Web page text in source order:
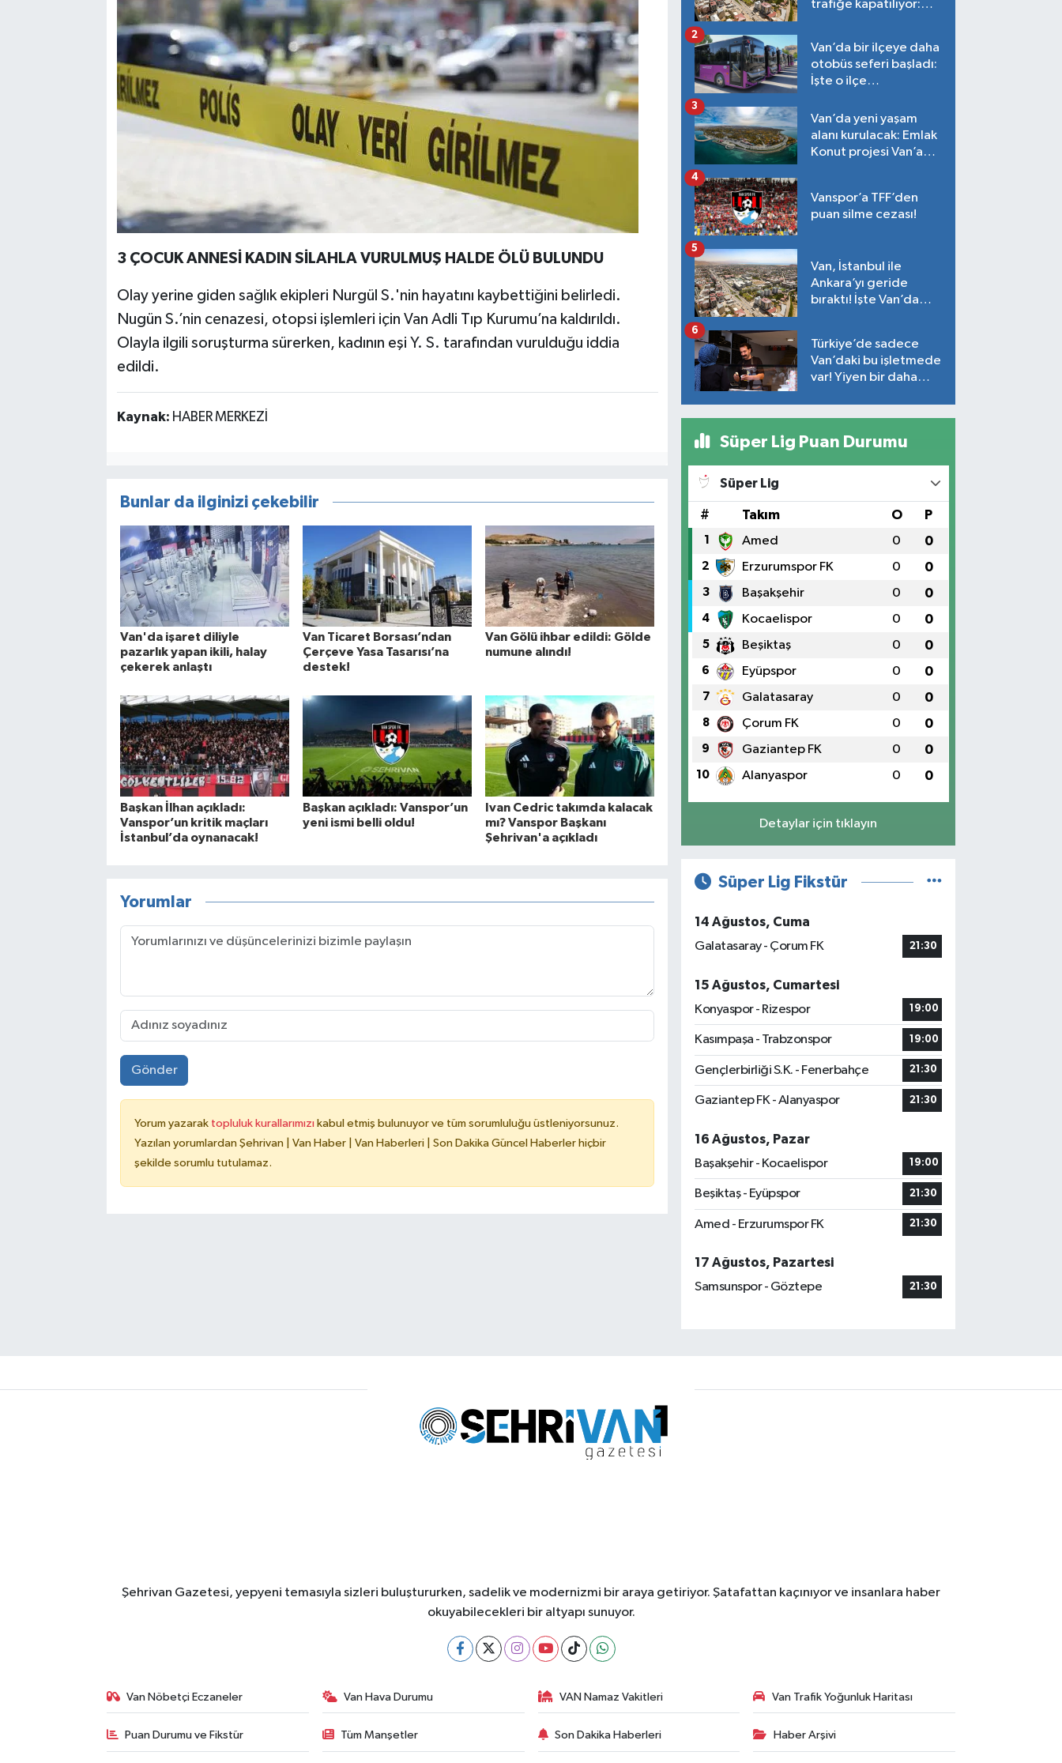
3 ÇOCUK ANNESİ KADIN SİLAHLA VURULMUŞ HALDE ÖLÜ BULUNDU
Olay yerine giden sağlık ekipleri Nurgül S.'nin hayatını kaybettiğini belirledi.
Nugün S.’nin cenazesi, otopsi işlemleri için Van Adli Tıp Kurumu’na kaldırıldı.
Olayla ilgili soruşturma sürerken, kadının eşi Y. S. tarafından vurulduğu iddia
edildi.
Kaynak: HABER MERKEZİ
Bunlar da ilginizi çekebilir
Van'da işaret diliyle
pazarlık yapan ikili, halay
çekerek anlaştı
Van Ticaret Borsası’ndan
Çerçeve Yasa Tasarısı’na
destek!
Van Gölü ihbar edildi: Gölde
numune alındı!
Başkan İlhan açıkladı:
Vanspor’un kritik maçları
İstanbul’da oynanacak!
Başkan açıkladı: Vanspor’un
yeni ismi belli oldu!
Ivan Cedric takımda kalacak
mı? Vanspor Başkanı
Şehrivan'a açıkladı
Yorumlar
Gönder
Yorum yazarak topluluk kurallarımızı kabul etmiş bulunuyor ve tüm sorumluluğu üstleniyorsunuz.
Yazılan yorumlardan Şehrivan | Van Haber | Van Haberleri | Son Dakika Güncel Haberler hiçbir
şekilde sorumlu tutulamaz.
trafiğe kapatılıyor:
Van’da bir ilçeye daha
otobüs seferi başladı:
İşte o ilçe…
2
Van’da yeni yaşam
alanı kurulacak: Emlak
Konut projesi Van’a
3
Vanspor’a TFF’den
puan silme cezası!
4
Van, İstanbul ile
Ankara’yı geride
bıraktı! İşte Van’da
5
Türkiye’de sadece
Van’daki bu işletmede
var! Yiyen bir daha
6
Süper Lig Puan Durumu
Süper Lig
# Takım O P
1 Amed 0 0
2 Erzurumspor FK 0 0
3 Başakşehir 0 0
4 Kocaelispor 0 0
5 Beşiktaş 0 0
6 Eyüpspor 0 0
7 Galatasaray 0 0
8 Çorum FK 0 0
9 Gaziantep FK 0 0
10 Alanyaspor 0 0
Detaylar için tıklayın
Süper Lig Fikstür
14 Ağustos, Cuma
Galatasaray - Çorum FK
21:30
15 Ağustos, Cumartesi
Konyaspor - Rizespor
19:00
Kasımpaşa - Trabzonspor 19:00
Gençlerbirliği S.K. - Fenerbahçe 21:30
Gaziantep FK - Alanyaspor 21:30
16 Ağustos, Pazar
Başakşehir - Kocaelispor
19:00
Beşiktaş - Eyüpspor 21:30
Amed - Erzurumspor FK 21:30
17 Ağustos, Pazartesi
Samsunspor - Göztepe
21:30
Şehrivan Gazetesi, yepyeni temasıyla sizleri buluştururken, sadelik ve modernizmi bir araya getiriyor. Şatafattan kaçınıyor ve insanlara haber
okuyabilecekleri bir altyapı sunuyor.
Van Nöbetçi Eczaneler Van Hava Durumu VAN Namaz Vakitleri Van Trafik Yoğunluk Haritası
Puan Durumu ve Fikstür Tüm Manşetler Son Dakika Haberleri Haber Arşivi